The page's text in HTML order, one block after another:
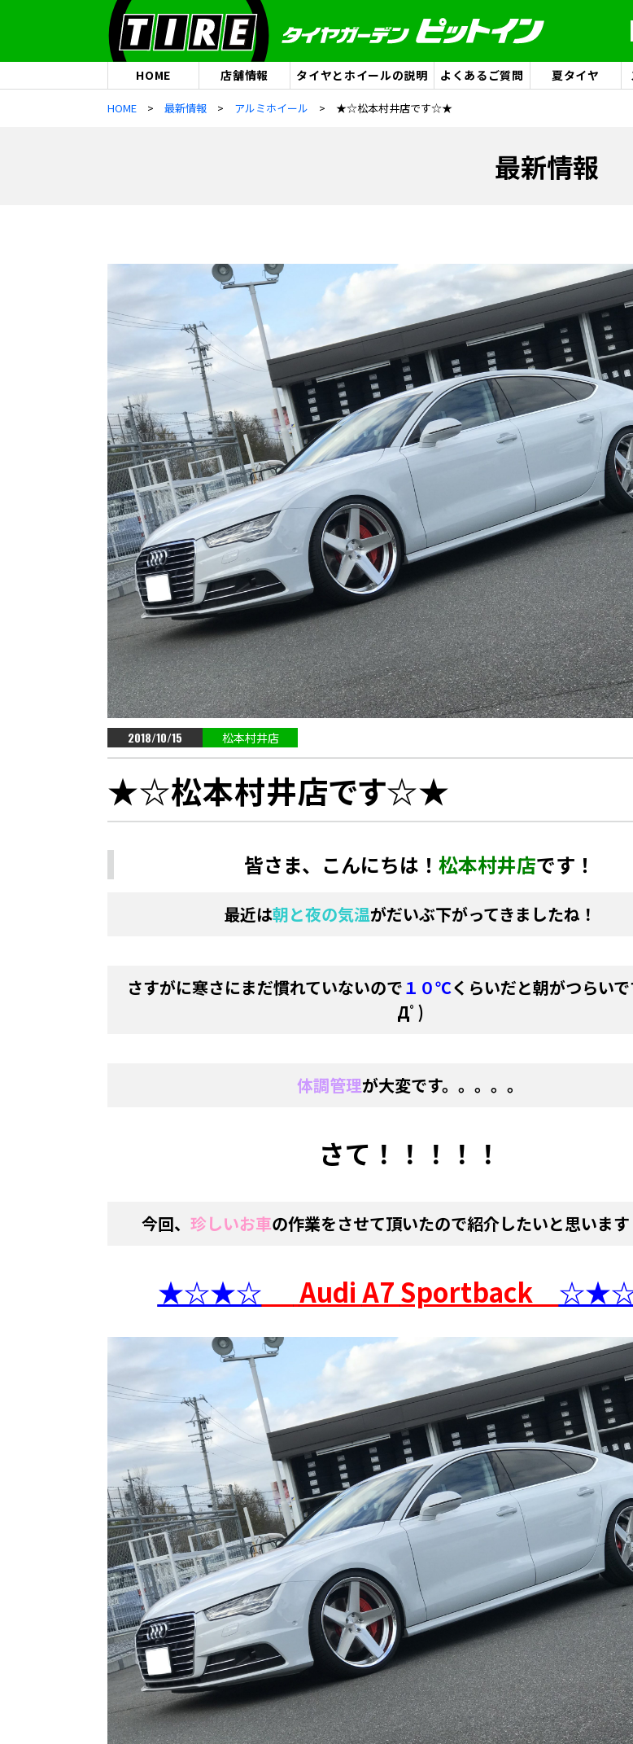
HOME 店舗情報 タイヤとホイールの説明 よくあるご質問 夏タイヤ
HOME 最新情報 アルミホイール ★☆松本村井店です☆★
最新情報
2018/10/15 松本村井店
★☆松本村井店です☆★
皆さま、こんにちは！ 松本村井店です！
最近は朝と夜の気温がだいぶ下がってきましたね！
さすがに寒さにまだ慣れていないので１０℃くらいだと朝がつらいで
Дﾟ)
体調管理が大変です。。。。。
さて！！！！！
今回、 珍しいお車の作業をさせて頂いたので紹介したいと思います
★☆★☆ AudiA7Sportback